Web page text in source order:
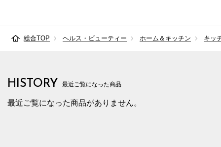
総合TOP ヘルス・ビューティー ホーム＆キッチン キッ
HISTORY 最近ご覧になった商品
最近ご覧になった商品がありません。